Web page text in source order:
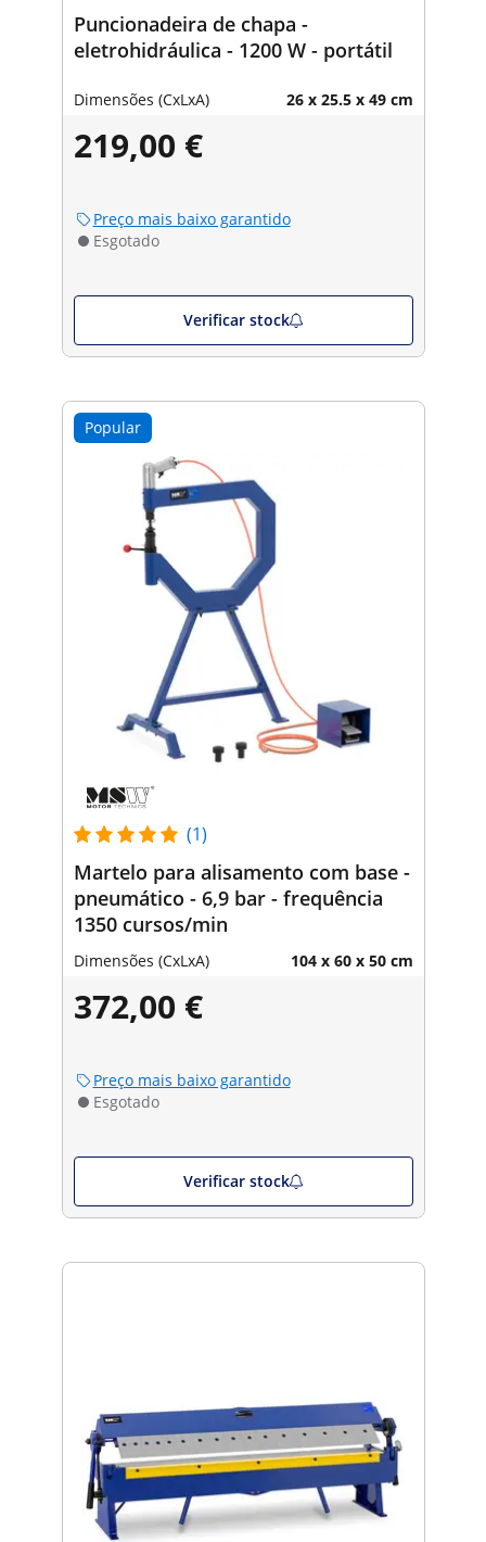
Puncionadeira de chapa -
eletrohidráulica - 1200 W - portátil
Dimensões (CxLxA) 26 x 25.5 x 49 cm
219,00 €
Preço mais baixo garantido
Esgotado
Verificar stock
Popular
(1)
Martelo para alisamento com base -
pneumático - 6,9 bar - frequência
1350 cursos/min
Dimensões (CxLxA) 104 x 60 x 50 cm
372,00 €
Preço mais baixo garantido
Esgotado
Verificar stock